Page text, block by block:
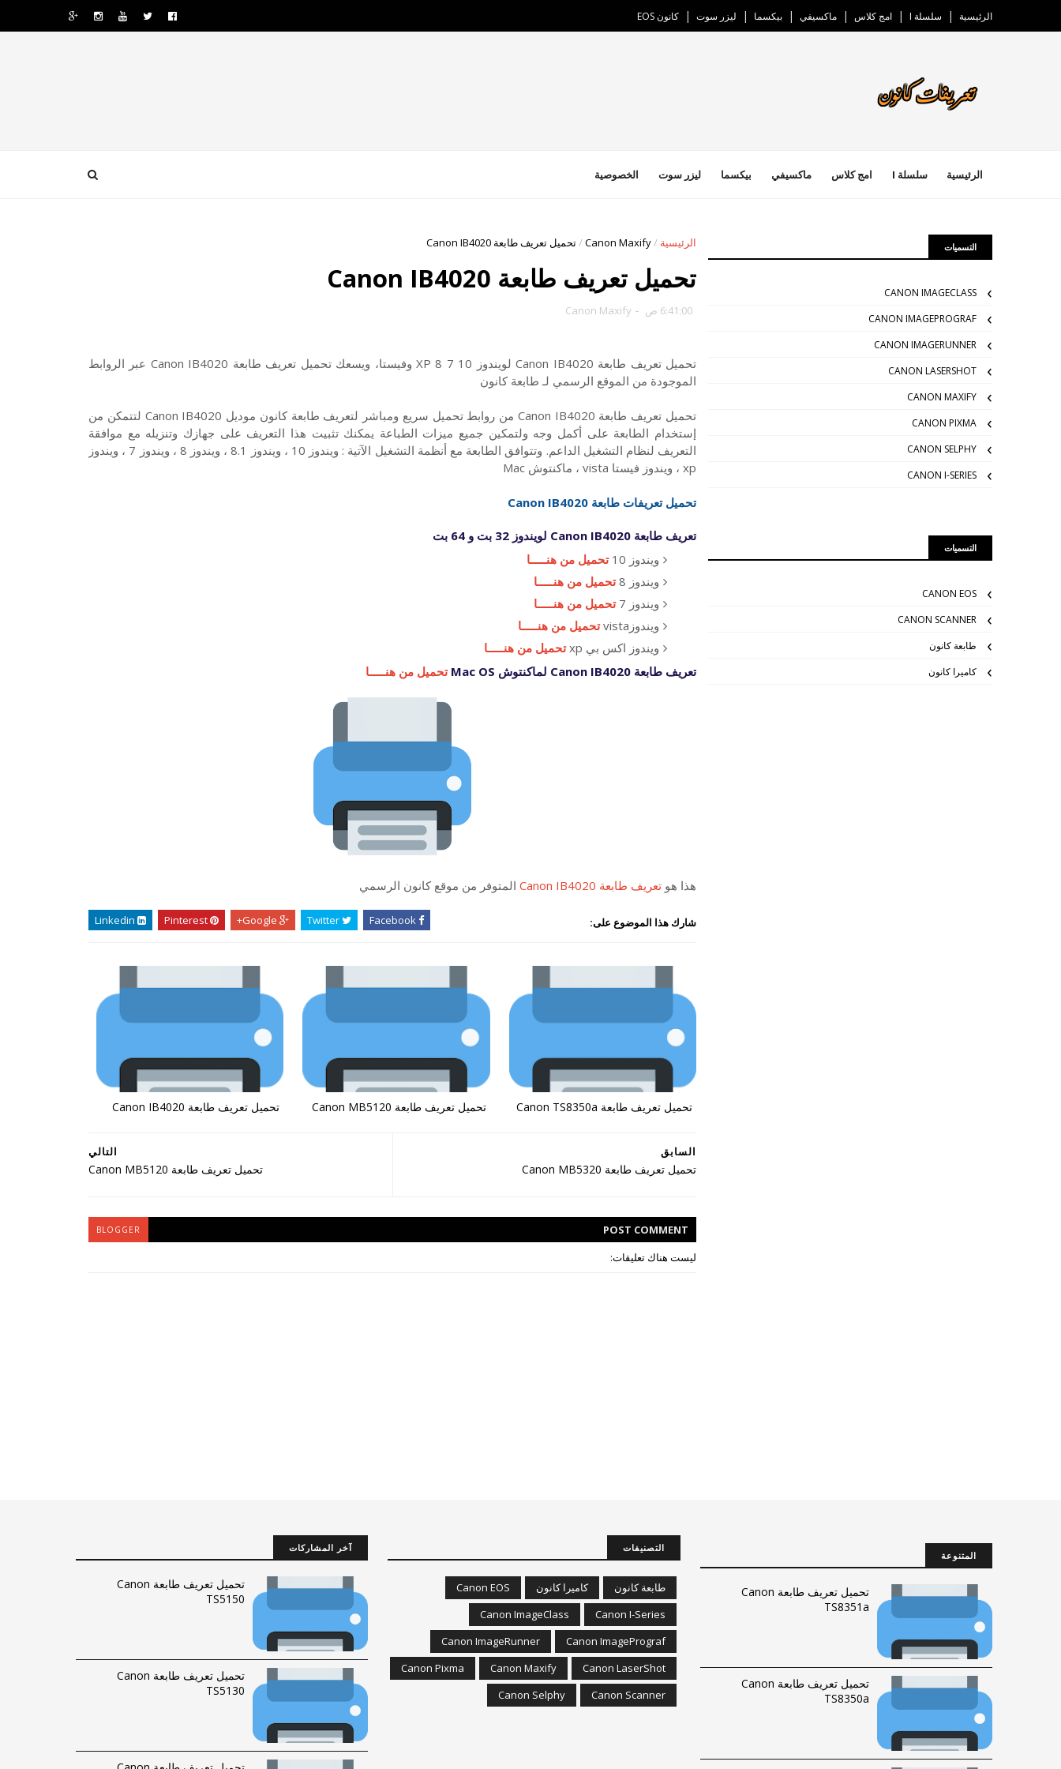
الرئيسية سلسلة I امج كلاس ماكسيفي بيكسما ليزر سوت كانون EOS
الرئيسية سلسلة I امج كلاس ماكسيفي بيكسما ليزر سوت الخصوصية
الرئيسية /
Canon Maxify
/تحميل تعريف طابعة Canon IB4020
تحميل تعريف طابعة Canon IB4020
6:41:00 ص -
Canon Maxify
تحميل تعريف طابعة Canon IB4020 لويندوز 10 7 8 XP وفيستا، ويسعك تحميل تعريف طابعة Canon IB4020 عبر الروابط
الموجودة من الموقع الرسمي لـ طابعة كانون
تحميل تعريف طابعة Canon IB4020 من روابط تحميل سريع ومباشر لتعريف طابعة كانون موديل Canon IB4020 لتتمكن من
إستخدام الطابعة على أكمل وجه ولتمكين جميع ميزات الطباعة يمكنك تثبيت هذا التعريف على جهازك وتنزيله مع موافقة
التعريف لنظام التشغيل الداعم. وتتوافق الطابعة مع أنظمة التشغيل الآتية : ويندوز 10 ، ويندوز 8.1 ، ويندوز 8 ، ويندوز 7 ، ويندوز
xp ، ويندوز فيستا vista ، ماكنتوش Mac
تحميل تعريفات طابعة Canon IB4020
تعريف طابعة Canon IB4020 لويندوز 32 بت و 64 بت
ويندوز 10
تحميل من هنـــــا
ويندوز 8
تحميل من هنـــــا
ويندوز 7
تحميل من هنـــــا
ويندوزvista
تحميل من هنـــــا
ويندوز اكس بي xp
تحميل من هنـــــا
تعريف طابعة Canon IB4020 لماكنتوش Mac OS
تحميل من هنـــــا
هذا هو تعريف طابعة Canon IB4020 المتوفر من موقع كانون الرسمي
شارك هذا الموضوع على:
تحميل تعريف طابعة Canon TS8350a تحميل تعريف طابعة Canon MB5120 تحميل تعريف طابعة Canon IB4020
التالي
تحميل تعريف طابعة Canon MB5120
السابق
تحميل تعريف طابعة Canon MB5320
POST COMMENT
BLOGGER
ليست هناك تعليقات:
التسميات
CANON IMAGECLASS
CANON IMAGEPROGRAF
CANON IMAGERUNNER
CANON LASERSHOT
CANON MAXIFY
CANON PIXMA
CANON SELPHY
CANON I-SERIES
التسميات
CANON EOS
CANON SCANNER
طابعة كانون
كاميرا كانون
المتنوعة
تحميل تعريف طابعة Canon
TS8351a
تحميل تعريف طابعة Canon
TS8350a
التصنيفات
طابعة كانون كاميرا كانون
Canon EOS
Canon I-Series
Canon ImageClass
Canon ImagePrograf
Canon ImageRunner
Canon LaserShot
Canon Maxify
Canon Pixma
Canon Scanner
Canon Selphy
آخر المشاركات
تحميل تعريف طابعة Canon
TS5150
تحميل تعريف طابعة Canon
TS5130